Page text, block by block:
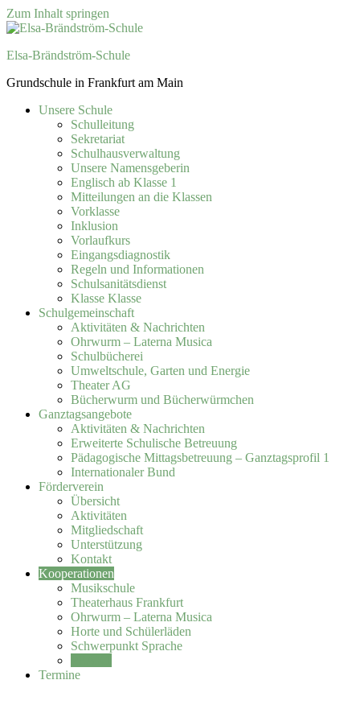
Zum Inhalt springen
Elsa-Brändström-Schule
Grundschule in Frankfurt am Main
Unsere Schule
Schulleitung
Sekretariat
Schulhausverwaltung
Unsere Namensgeberin
Englisch ab Klasse 1
Mitteilungen an die Klassen
Vorklasse
Inklusion
Vorlaufkurs
Eingangsdiagnostik
Regeln und Informationen
Schulsanitätsdienst
Klasse Klasse
Schulgemeinschaft
Aktivitäten & Nachrichten
Ohrwurm – Laterna Musica
Schulbücherei
Umweltschule, Garten und Energie
Theater AG
Bücherwurm und Bücherwürmchen
Ganztagsangebote
Aktivitäten & Nachrichten
Erweiterte Schulische Betreuung
Pädagogische Mittagsbetreuung – Ganztagsprofil 1
Internationaler Bund
Förderverein
Übersicht
Aktivitäten
Mitgliedschaft
Unterstützung
Kontakt
Kooperationen
Musikschule
Theaterhaus Frankfurt
Ohrwurm – Laterna Musica
Horte und Schülerläden
Schwerpunkt Sprache
Termine